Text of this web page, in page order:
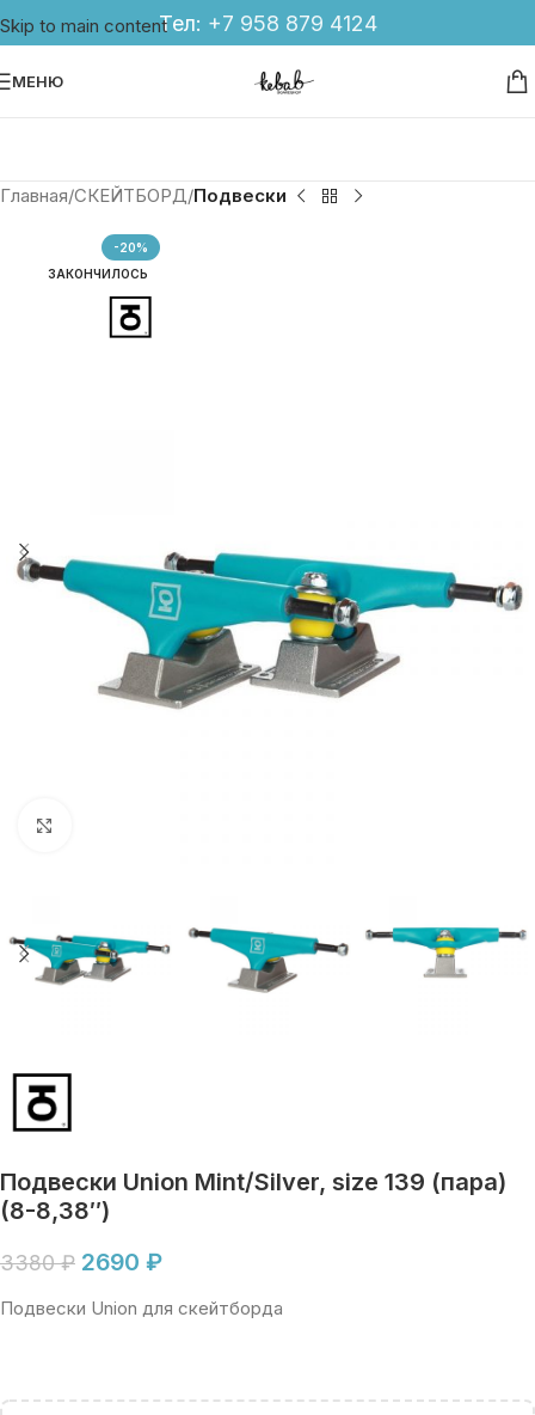
Skip to main contentТел: +7 958 879 4124
МЕНЮ
Главная СКЕЙТБОРД Подвески
-20%
ЗАКОНЧИЛОСЬ
Подвески Union Mint/Silver, size 139 (пара)
(8-8,38″)
3380₽ 2690 ₽
Подвески Union для скейтборда